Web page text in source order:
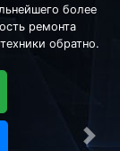
более
ремонта
обратно.